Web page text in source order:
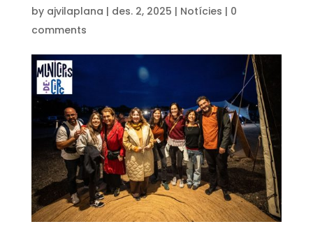
by ajvilaplana | des. 2, 2025 | Notícies | 0
comments